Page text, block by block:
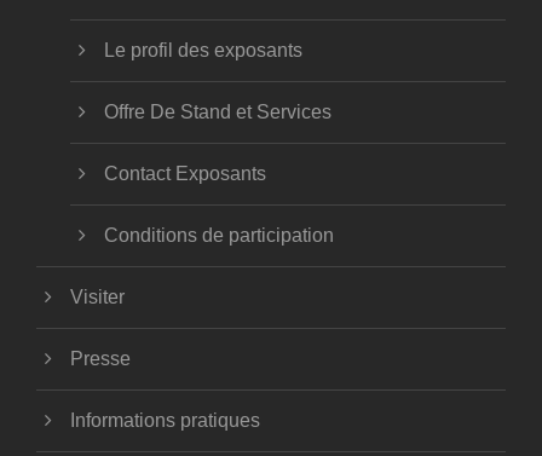
Le profil des exposants
Offre De Stand et Services
Contact Exposants
Conditions de participation
Visiter
Presse
Informations pratiques